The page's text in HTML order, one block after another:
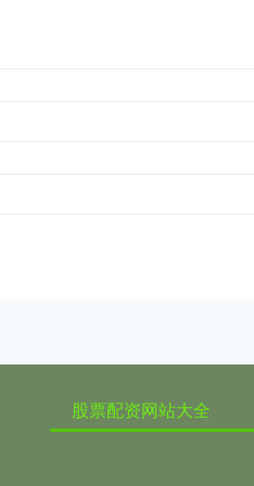
股票配资网站大全